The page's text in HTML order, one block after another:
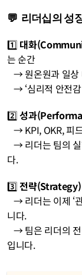
💬  리더십의 성
1️⃣ 대화
는 순간
→ 원온원과 일
→ ‘심리적 안
2️⃣ 성과
→ KPI, OKR,
   → 리더는 팀의 실행력을 이끄는 ‘촉진자(Enabler)’로 진화합니
다.
3️⃣ 전략(Strategy)
   → 리더는 이제 ‘관리자’가 아니라 ‘설계자(Architect)’로 서게 됩
니다.
   → 팀은 리더의 전략을 ‘지시’가 아니라 ‘공동의 비전’으로 받아들
입니다.